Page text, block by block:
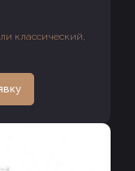
классический,